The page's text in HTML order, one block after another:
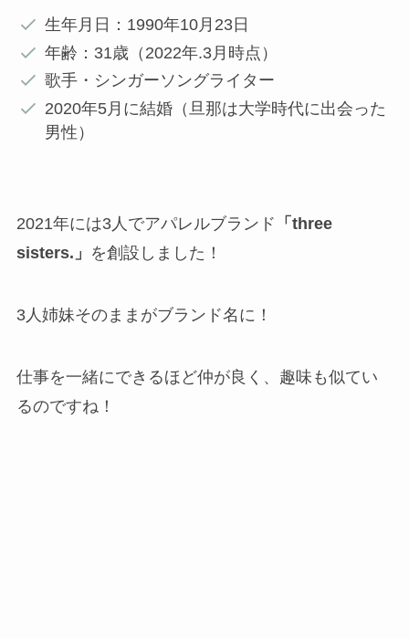
生年月日：1990年10月23日
年齢：31歳（2022年.3月時点）
歌手・シンガーソングライター
2020年5月に結婚（旦那は大学時代に出会った
男性）
2021年には3人でアパレルブランド 「three
sisters.」 を創設しました！
3人姉妹そのままがブランド名に！
仕事を一緒にできるほど仲が良く、趣味も似てい
るのですね！